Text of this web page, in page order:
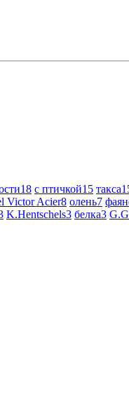
18 с птичкой15 такса
Victor Acier8 олень7
K.Hentschels3 белка3